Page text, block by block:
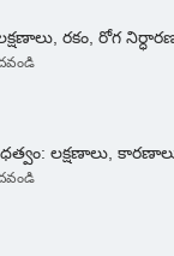
రకం, రోగ
లక్షణాలు,